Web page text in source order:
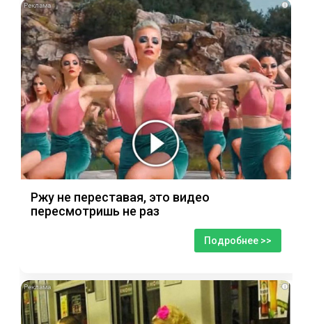
i
Ржу не переставая, это видео
пересмотришь не раз
Подробнее >>
i